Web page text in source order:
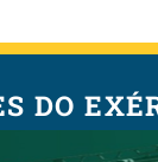
DO